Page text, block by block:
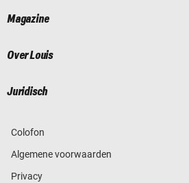
Magazine
Over Louis
Juridisch
Colofon
Algemene voorwaarden
Privacy